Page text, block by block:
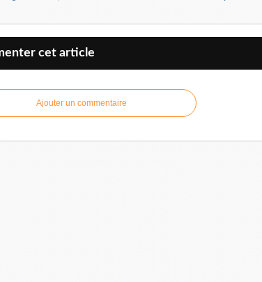
cet article
Ajouter un commentaire